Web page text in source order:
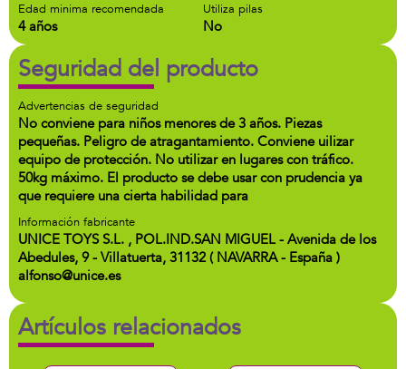
Edad minima recomendada
4 años
Utiliza pilas
No
Seguridad del producto
Advertencias de seguridad
No conviene para niños menores de 3 años. Piezas
pequeñas. Peligro de atragantamiento. Conviene uilizar
equipo de protección. No utilizar en lugares con tráfico.
50kg máximo. El producto se debe usar con prudencia ya
que requiere una cierta habilidad para
Información fabricante
UNICE TOYS S.L. , POL.IND.SAN MIGUEL - Avenida de los
Abedules, 9 - Villatuerta, 31132 ( NAVARRA - España )
alfonso@unice.es
Artículos relacionados